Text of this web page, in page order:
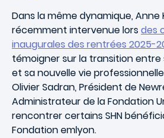
Dans la même dynamique, Anne
récemment intervenue lorsdes
inaugurales des rentrées 2025-
témoigner sur la transition
et sa nouvelle vie
Olivier Sadran, Président de
Administrateur de la Fondation
rencontrer certains SHN
Fondation emlyon.